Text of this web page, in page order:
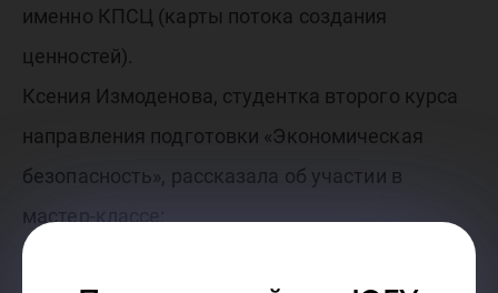
именно КПСЦ (карты потока создания
ценностей).
Ксения Измоденова, студентка второго курса
направления подготовки «Экономическая
безопасность», рассказала об участии в
мастер-классе:
– Все члены клуба получили невероятное